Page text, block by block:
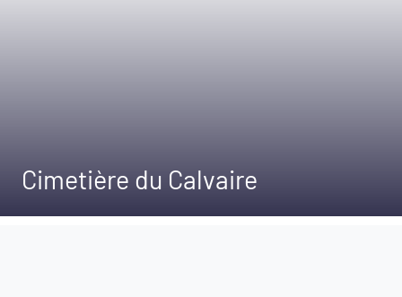
Cimetière du Calvaire